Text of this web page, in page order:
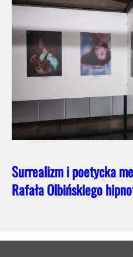
Surrealizm i poetycka
Rafała Olbińskiego